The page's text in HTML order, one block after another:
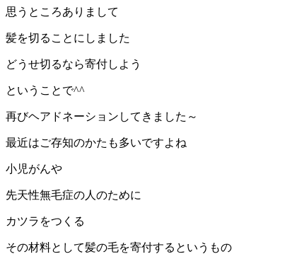
思うところありまして
髪を切ることにしました
どうせ切るなら寄付しよう
ということで^^
再びヘアドネーションしてきました～
最近はご存知のかたも多いですよね
小児がんや
先天性無毛症の人のために
カツラをつくる
その材料として髪の毛を寄付するというもの